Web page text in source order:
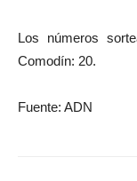
Los números
Comodín: 20.
Fuente: ADN